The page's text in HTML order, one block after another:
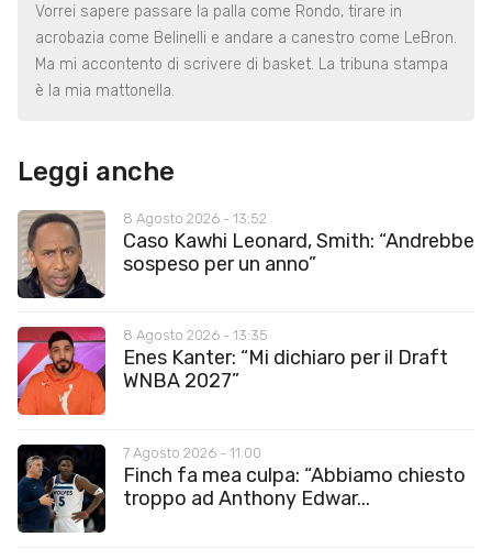
Vorrei sapere passare la palla come Rondo, tirare in
acrobazia come Belinelli e andare a canestro come LeBron.
Ma mi accontento di scrivere di basket. La tribuna stampa
è la mia mattonella.
Leggi anche
8 Agosto 2026 - 13:52
Caso Kawhi Leonard, Smith: “Andrebbe
sospeso per un anno”
8 Agosto 2026 - 13:35
Enes Kanter: “Mi dichiaro per il Draft
WNBA 2027”
7 Agosto 2026 - 11:00
Finch fa mea culpa: “Abbiamo chiesto
troppo ad Anthony Edwar...